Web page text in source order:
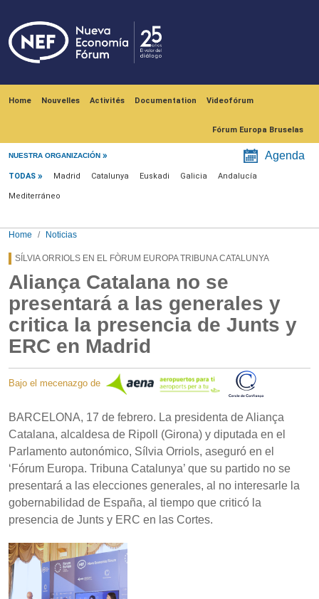
Home Nouvelles Activités Documentation Videofórum
Fórum Europa Bruselas
NUESTRA ORGANIZACIÓN Agenda
Menú noticias
TODAS Madrid Catalunya Euskadi Galicia Andalucía
Mediterráneo
Home Noticias
SÍLVIA ORRIOLS EN EL FÒRUM EUROPA TRIBUNA CATALUNYA
Aliança Catalana no se
presentará a las generales y
critica la presencia de Junts y
ERC en Madrid
Bajo el mecenazgo de
BARCELONA, 17 de febrero. La presidenta de Aliança
Catalana, alcaldesa de Ripoll (Girona) y diputada en el
Parlamento autonómico, Sílvia Orriols, aseguró en el
‘Fórum Europa. Tribuna Catalunya’ que su partido no se
presentará a las elecciones generales, al no interesarle la
gobernabilidad de España, al tiempo que criticó la
presencia de Junts y ERC en las Cortes.